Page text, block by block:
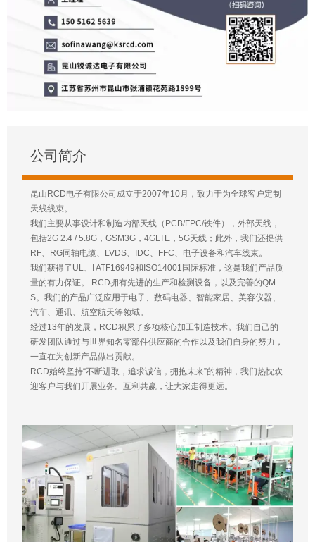
公司简介
昆山RCD电子有限公司成立于2007年10月，致力于为全球客户定制
天线线束。
我们主要从事设计和制造内部天线（PCB/FPC/铁件），外部天线，
包括2G 2.4 / 5.8G，GSM3G，4GLTE，5G天线；此外，我们还提供
RF、RG同轴电缆、LVDS、IDC、FFC、电子设备和汽车线束。
我们获得了UL、I ATF16949和ISO14001国际标准，这是我们产品质
量的有力保证。 RCD拥有先进的生产和检测设备，以及完善的QM
S。我们的产品广泛应用于电子、数码电器、智能家居、美容仪器、
汽车、通讯、航空航天等领域。
经过13年的发展，RCD积累了多项核心加工制造技术。我们自己的
研发团队通过与世界知名零部件供应商的合作以及我们自身的努力，
一直在为创新产品做出贡献。
RCD始终坚持“不断进取，追求诚信，拥抱未来”的精神，我们热忱欢
迎客户与我们开展业务。互利共赢，让大家走得更远。